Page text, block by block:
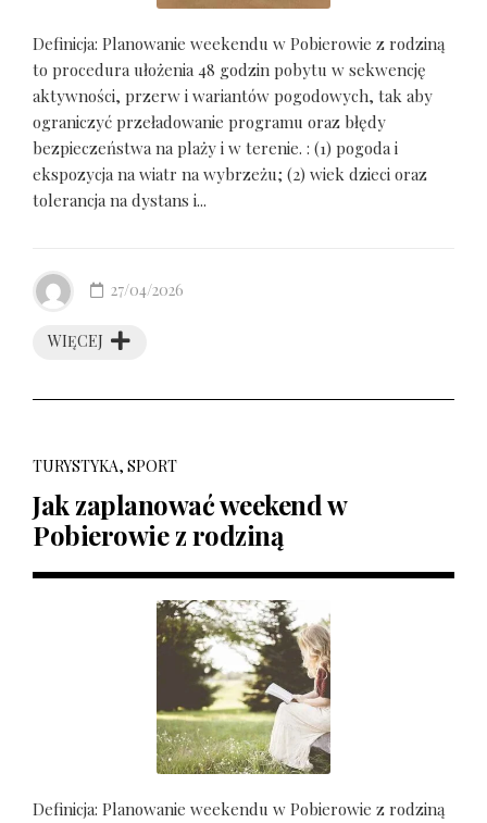
Definicja: Planowanie weekendu w Pobierowie z rodziną
to procedura ułożenia 48 godzin pobytu w sekwencję
aktywności, przerw i wariantów pogodowych, tak aby
ograniczyć przeładowanie programu oraz błędy
bezpieczeństwa na plaży i w terenie. : (1) pogoda i
ekspozycja na wiatr na wybrzeżu; (2) wiek dzieci oraz
tolerancja na dystans i...
WIĘCEJ
27/04/2026
TURYSTYKA, SPORT
Jak zaplanować weekend w
Pobierowie z rodziną
Definicja: Planowanie weekendu w Pobierowie z rodziną